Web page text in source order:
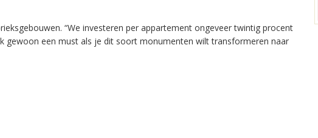
“We investeren per appartement ongeveer twintig procent
gewoon een must als je dit soort monumenten wilt transformeren naar